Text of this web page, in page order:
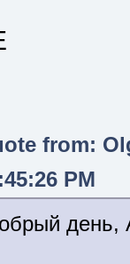
from:
PM
день,